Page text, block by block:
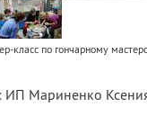
класс по гончарному
ИП Мариненко